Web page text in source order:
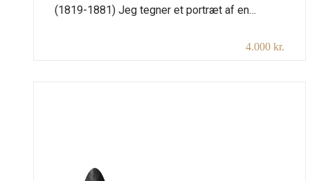
(1819-1881) Jeg tegner et portræt af en
alle normer og markerede sig i billedkunsten.
4.000 kr.